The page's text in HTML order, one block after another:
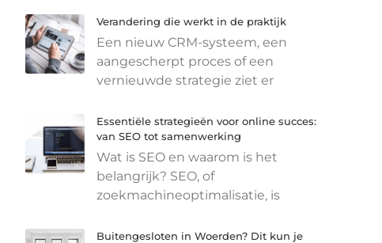
Verandering die werkt in de praktijk
Een nieuw CRM-systeem, een
aangescherpt proces of een
vernieuwde strategie ziet er
Essentiële strategieën voor online succes:
van SEO tot samenwerking
Wat is SEO en waarom is het
belangrijk? SEO, of
zoekmachineoptimalisatie, is
Buitengesloten in Woerden? Dit kun je